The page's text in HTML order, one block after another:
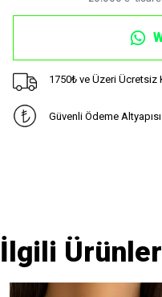
1750₺ ve Üzeri Ücretsiz
Güvenli Ödeme Altyapısı
İlgili Ürünler